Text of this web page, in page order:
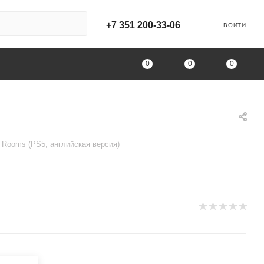
+7 351 200-33-06 ВОЙТИ
0 0 0
(PS5, английская версия)